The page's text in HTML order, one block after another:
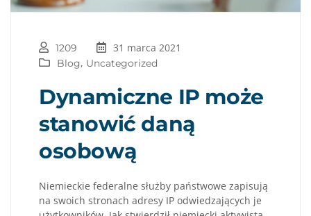
1209 31 marca 2021
Blog, Uncategorized
Dynamiczne IP może
stanowić daną
osobową
Niemieckie federalne służby państwowe zapisują
na swoich stronach adresy IP odwiedzających je